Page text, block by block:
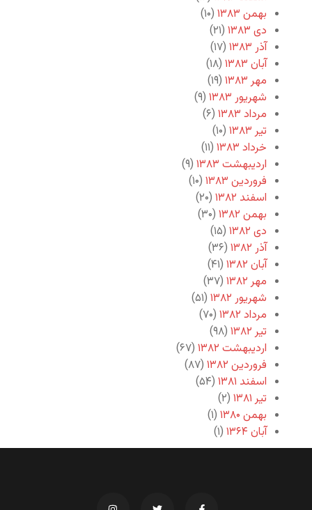
بهمن ۱۳۸۳
(۱۰)
دی ۱۳۸۳
(۲۱)
آذر ۱۳۸۳
(۱۷)
آبان ۱۳۸۳
(۱۸)
مهر ۱۳۸۳
(۱۹)
شهریور ۱۳۸۳
(۹)
مرداد ۱۳۸۳
(۶)
تیر ۱۳۸۳
(۱۰)
خرداد ۱۳۸۳
(۱۱)
اردیبهشت ۱۳۸۳
(۹)
فروردین ۱۳۸۳
(۱۰)
اسفند ۱۳۸۲
(۲۰)
بهمن ۱۳۸۲
(۳۰)
دی ۱۳۸۲
(۱۵)
آذر ۱۳۸۲
(۳۶)
آبان ۱۳۸۲
(۴۱)
مهر ۱۳۸۲
(۳۷)
شهریور ۱۳۸۲
(۵۱)
مرداد ۱۳۸۲
(۷۰)
تیر ۱۳۸۲
(۹۸)
اردیبهشت ۱۳۸۲
(۶۷)
فروردین ۱۳۸۲
(۸۷)
اسفند ۱۳۸۱
(۵۴)
تیر ۱۳۸۱
(۲)
بهمن ۱۳۸۰
(۱)
آبان ۱۳۶۴
(۱)